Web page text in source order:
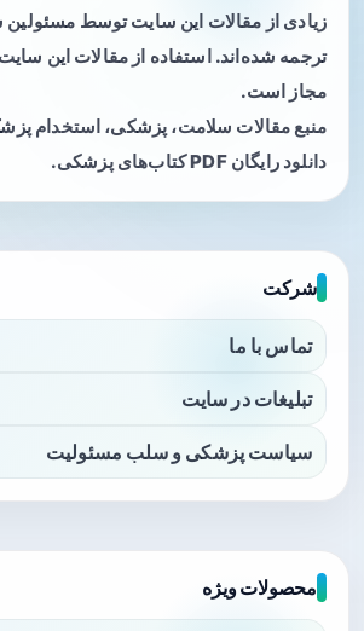
زیادی از مقالات این سایت توسط مسئولین
ترجمه شده‌اند. استفاده از مقالات این
مجاز است.
منبع مقالات سلامت، پزشکی، استخدام
دانلود رایگان PDF کتاب‌های پزشکی.
شرکت
تماس با ما
تبلیغات در سایت
سیاست پزشکی و سلب مسئولیت
محصولات ویژه